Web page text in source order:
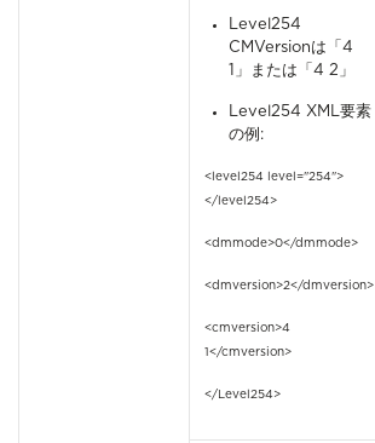
Level254
CMVersionは「4
1」または「4 2」
Level254 XML要素
の例:
<level254 level="254">
</level254>
<dmmode>0</dmmode>
<dmversion>2</dmversion>
<cmversion>4
1</cmversion>
</Level254>